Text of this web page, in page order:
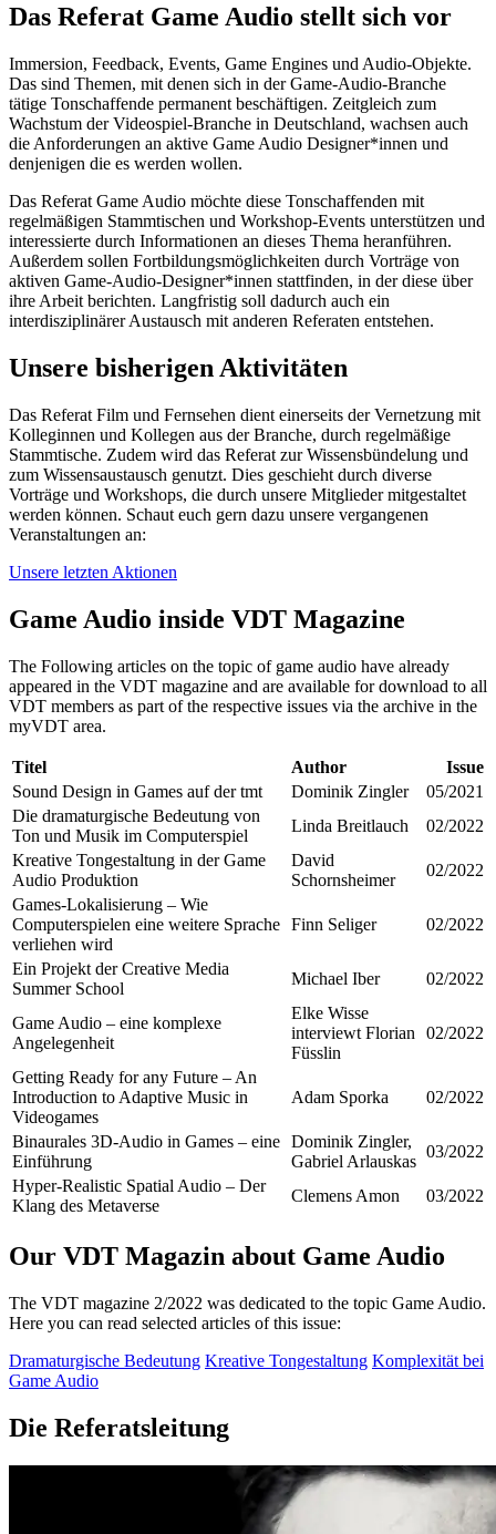
Das Referat Game Audio stellt sich vor
Immersion, Feedback, Events, Game Engines und Audio-Objekte.
Das sind Themen, mit denen sich in der Game-Audio-Branche
tätige Tonschaffende permanent beschäftigen. Zeitgleich zum
Wachstum der Videospiel-Branche in Deutschland, wachsen auch
die Anforderungen an aktive Game Audio Designer*innen und
denjenigen die es werden wollen.
Das Referat Game Audio möchte diese Tonschaffenden mit
regelmäßigen Stammtischen und Workshop-Events unterstützen und
interessierte durch Informationen an dieses Thema heranführen.
Außerdem sollen Fortbildungsmöglichkeiten durch Vorträge von
aktiven Game-Audio-Designer*innen stattfinden, in der diese über
ihre Arbeit berichten. Langfristig soll dadurch auch ein
interdisziplinärer Austausch mit anderen Referaten entstehen.
Unsere bisherigen Aktivitäten
Das Referat Film und Fernsehen dient einerseits der Vernetzung mit
Kolleginnen und Kollegen aus der Branche, durch regelmäßige
Stammtische. Zudem wird das Referat zur Wissensbündelung und
zum Wissensaustausch genutzt. Dies geschieht durch diverse
Vorträge und Workshops, die durch unsere Mitglieder mitgestaltet
werden können. Schaut euch gern dazu unsere vergangenen
Veranstaltungen an:
Unsere letzten Aktionen
Game Audio inside VDT Magazine
The Following articles on the topic of game audio have already
appeared in the VDT magazine and are available for download to all
VDT members as part of the respective issues via the archive in the
myVDT area.
Titel Author
Issue
Sound Design in Games auf der tmt
Dominik Zingler
05/2021
Die dramaturgische Bedeutung von
Ton und Musik im Computerspiel
Linda Breitlauch
02/2022
Kreative Tongestaltung in der Game
Audio Produktion
David
Schornsheimer
02/2022
Games-Lokalisierung – Wie
Computerspielen eine weitere Sprache
verliehen wird
Finn Seliger 02/2022
Ein Projekt der Creative Media
Summer School
Michael Iber 02/2022
Game Audio – eine komplexe
Angelegenheit
Elke Wisse
interviewt Florian
Füsslin
02/2022
Getting Ready for any Future – An
Introduction to Adaptive Music in
Videogames
Adam Sporka 02/2022
Binaurales 3D-Audio in Games – eine
Einführung
Dominik Zingler,
Gabriel Arlauskas
03/2022
Hyper-Realistic Spatial Audio – Der
Klang des Metaverse
Clemens Amon 03/2022
Our VDT Magazin about Game Audio
The VDT magazine 2/2022 was dedicated to the topic Game Audio.
Here you can read selected articles of this issue:
Dramaturgische Bedeutung Kreative Tongestaltung Komplexität bei
Game Audio
Die Referatsleitung